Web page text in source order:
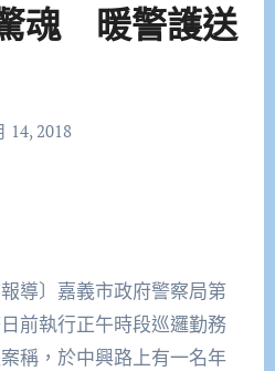
魂 暖警護送
14, 2018
導〕嘉義市政府警察局第
前執行正午時段巡邏勤務
稱，於中興路上有一名年